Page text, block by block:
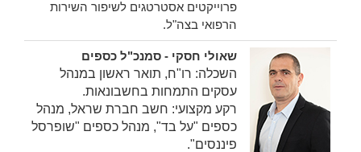
פרוייקטים אסטרטגים לשיפור השירות
הרפואי בצה"ל.
שאולי חסקי - סמנכ"ל כספים
השכלה: רו"ח, תואר ראשון במנהל
עסקים התמחות בחשבונאות.
רקע מקצועי: חשב חברת שראל, מנהל
כספים "על בד", מנהל כספים "שופרסל
פיננסים".